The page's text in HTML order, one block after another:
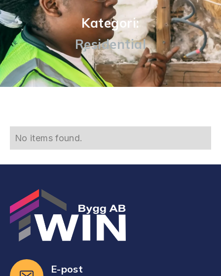
Kategori:
Residential
No items found.
E-post